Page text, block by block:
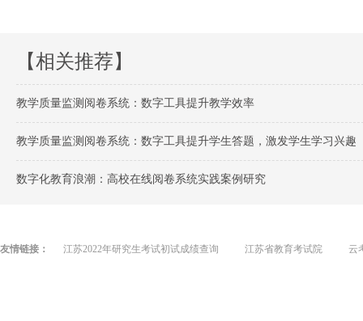
【相关推荐】
教学质量监测阅卷系统：数字工具提升教学效率
教学质量监测阅卷系统：数字工具提升学生答题，激发学生学习兴趣
数字化教育浪潮：高校在线阅卷系统实践案例研究
友情链接： 江苏2022年研究生考试初试成绩查询 江苏省教育考试院 云